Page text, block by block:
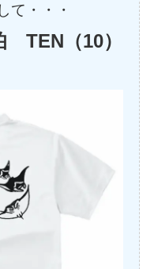
て・・・
TEN（10）